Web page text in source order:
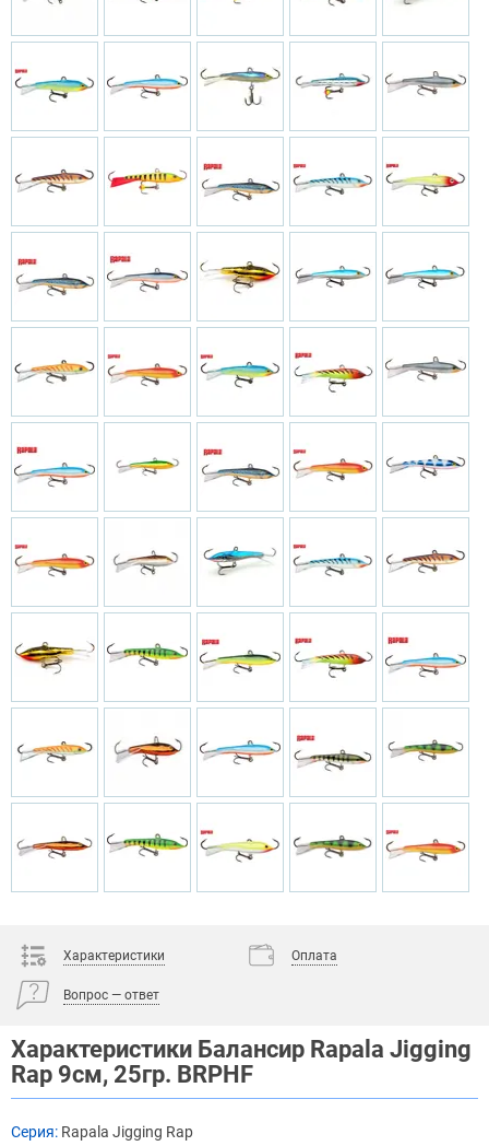
Характеристики Оплата
Вопрос — ответ
Характеристики Балансир Rapala Jigging
Rap 9см, 25гр. BRPHF
Серия: Rapala Jigging Rap